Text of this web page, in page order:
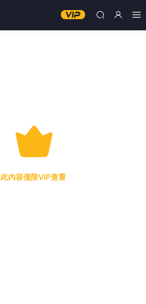
此内容僅限VIP查看